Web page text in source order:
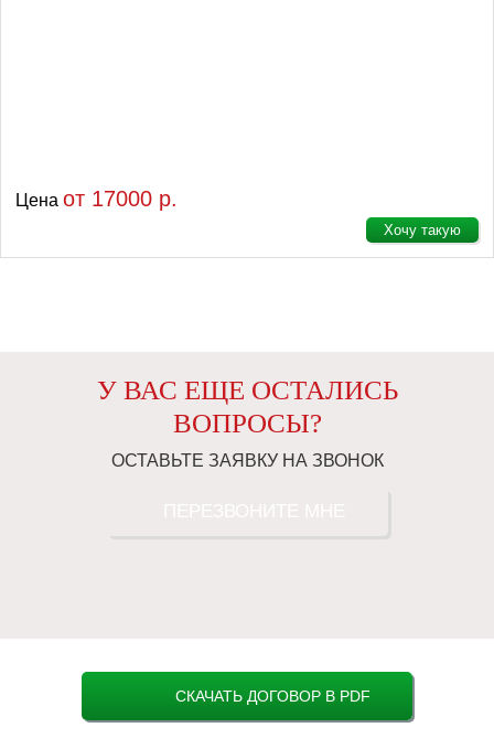
Цена от 17000 р.
Хочу такую
У ВАС ЕЩЕ ОСТАЛИСЬ
ВОПРОСЫ?
ОСТАВЬТЕ ЗАЯВКУ НА ЗВОНОК
СКАЧАТЬ ДОГОВОР В PDF